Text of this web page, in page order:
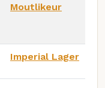
Moutlikeur
Imperial Lager